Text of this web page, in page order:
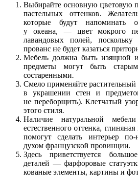
Выбирайте основную цветовую
пастельных оттенков.
которые будут напоминать
у океана, — цвет мокрого
лавандовых полей,
прованс не будет казаться
Мебель должна быть изящной
предметы могут быть
состаренными.
Смело применяйте
в украшении стен и
не переборщить). Клетчатый
этого стиля.
Наличие натуральной
естественного оттенка,
помогут сделать интерьер
духом французской провинции.
Здесь приветствуется
деталей — фарфоровые
кованые элементы, картины и